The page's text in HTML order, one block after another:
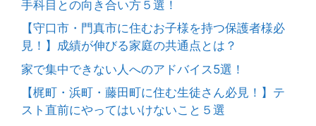
手科目との向き合い方５選！
【守口市・門真市に住むお子様を持つ保護者様必
見！】成績が伸びる家庭の共通点とは？
家で集中できない人へのアドバイス5選！
【梶町・浜町・藤田町に住む生徒さん必見！】テ
スト直前にやってはいけないこと５選